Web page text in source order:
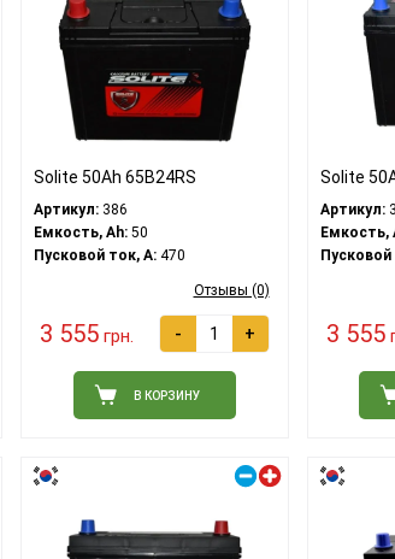
Solite 50Ah 65B24RS
Артикул: 386
Емкость, Ah: 50
Пусковой ток, A: 470
Отзывы (0)
3 555 грн. - +
В КОРЗИНУ
Solite
Артикул:
Емкость,
Пусковой
3 555